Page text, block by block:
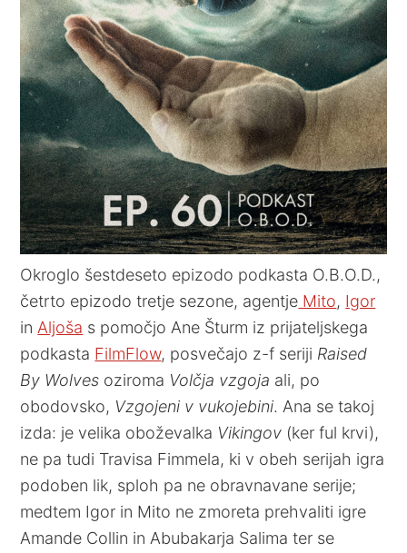
Okroglo šestdeseto epizodo podkasta O.B.O.D.,
četrto epizodo tretje sezone, agentje Mito, Igor
in Aljoša s pomočjo Ane Šturm iz prijateljskega
podkasta FilmFlow, posvečajo z-f seriji Raised
By Wolves oziroma Volčja vzgoja ali, po
obodovsko, Vzgojeni v vukojebini. Ana se takoj
izda: je velika oboževalka Vikingov (ker ful krvi),
ne pa tudi Travisa Fimmela, ki v obeh serijah igra
podoben lik, sploh pa ne obravnavane serije;
medtem Igor in Mito ne zmoreta prehvaliti igre
Amande Collin in Abubakarja Salima ter se